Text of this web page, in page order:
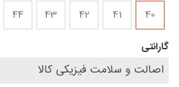
40
41
42
43
44
گارانتی